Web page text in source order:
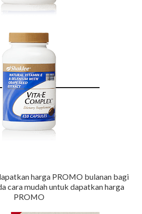
harga PROMO bulanan bagi
cara mudah untuk dapatkan harga
PROMO